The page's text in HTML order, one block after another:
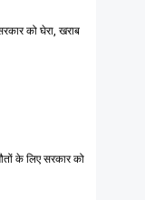
को घेरा, खराब
के लिए सरकार को